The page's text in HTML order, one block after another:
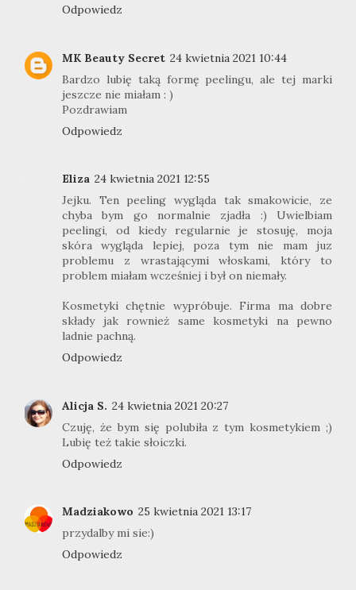
Odpowiedz
MK Beauty Secret 24 kwietnia 2021 10:44
Bardzo lubię taką formę peelingu, ale tej marki
jeszcze nie miałam : )
Pozdrawiam
Odpowiedz
Eliza 24 kwietnia 2021 12:55
Jejku. Ten peeling wygląda tak smakowicie, ze
chyba bym go normalnie zjadła :) Uwielbiam
peelingi, od kiedy regularnie je stosuję, moja
skóra wygląda lepiej, poza tym nie mam juz
problemu z wrastającymi włoskami, który to
problem miałam wcześniej i był on niemały.
Kosmetyki chętnie wypróbuje. Firma ma dobre
składy jak rownież same kosmetyki na pewno
ladnie pachną.
Odpowiedz
Alicja S. 24 kwietnia 2021 20:27
Czuję, że bym się polubiła z tym kosmetykiem ;)
Lubię też takie słoiczki.
Odpowiedz
Madziakowo 25 kwietnia 2021 13:17
przydalby mi sie:)
Odpowiedz